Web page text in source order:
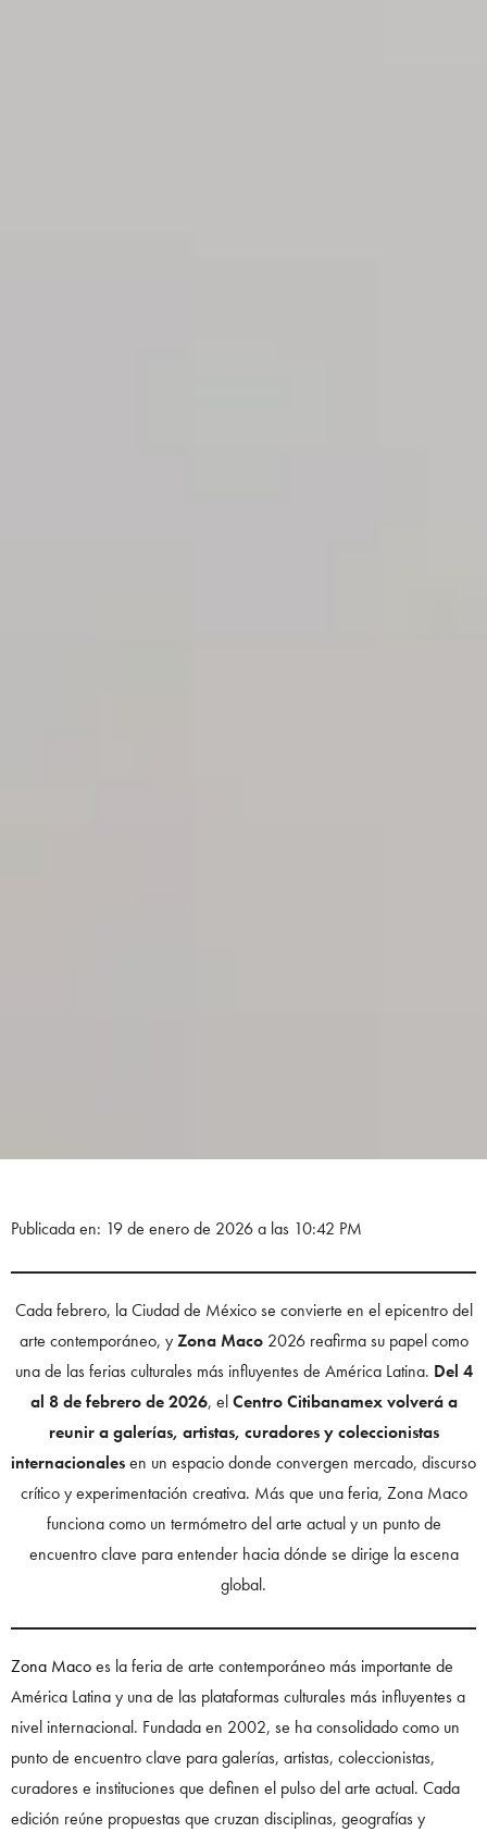
Publicada en: 19 de enero de 2026 a las 10:42 PM
Cada febrero, la Ciudad de México se convierte en el epicentro del
arte contemporáneo, yZona Maco 2026 reafirma su papel como
una de las ferias culturales más influyentes de América Latina. Del 4
al 8 de febrero de 2026, elCentro Citibanamex volverá a
reunir a galerías, artistas, curadores y coleccionistas
internacionalesen un espacio donde convergen mercado, discurso
crítico y experimentación creativa. Más que una feria, Zona Maco
funciona como un termómetro del arte actual y un punto de
encuentro clave para entender hacia dónde se dirige la escena
global.
Zona Macoes la feria de arte contemporáneo más importante de
América Latina y una de las plataformas culturales más influyentes a
nivel internacional. Fundada en 2002, se ha consolidado como un
punto de encuentro clave para galerías, artistas, coleccionistas,
curadores e instituciones que definen el pulso del arte actual. Cada
edición reúne propuestas que cruzan disciplinas, geografías y